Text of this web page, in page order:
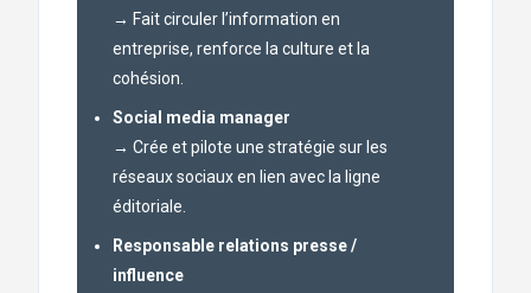
→ Fait circuler l’information en
entreprise, renforce la culture et la
cohésion.
Social media manager
→ Crée et pilote une stratégie sur les
réseaux sociaux en lien avec la ligne
éditoriale.
Responsable relations presse /
influence